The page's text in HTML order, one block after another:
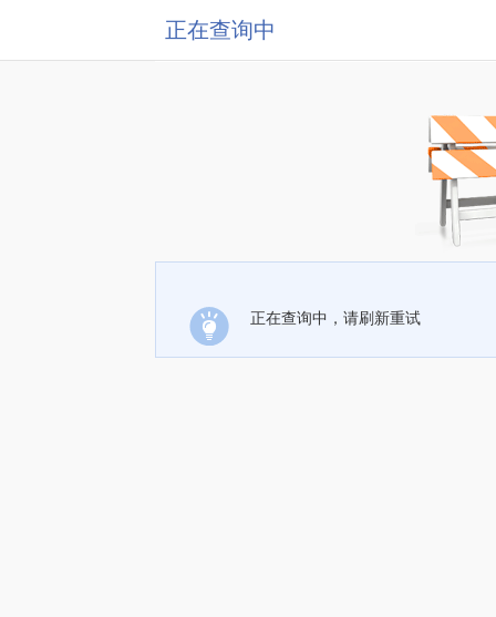
正在查询中
正在查询中，请刷新重试